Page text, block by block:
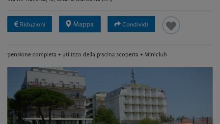
Riduzioni Mappa Condividi
pensione completa + utilizzo della piscina scoperta + Miniclub